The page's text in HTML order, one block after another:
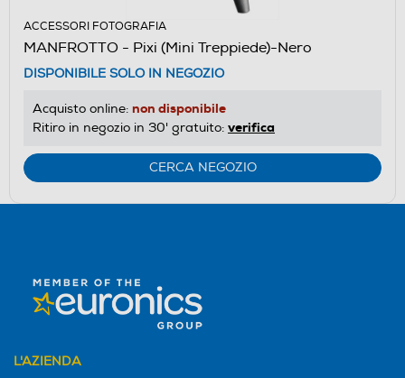
ACCESSORI FOTOGRAFIA
MANFROTTO - Pixi (Mini Treppiede)-Nero
DISPONIBILE SOLO IN NEGOZIO
Acquisto online: non disponibile
Ritiro in negozio in 30' gratuito: verifica
CERCA NEGOZIO
L'AZIENDA